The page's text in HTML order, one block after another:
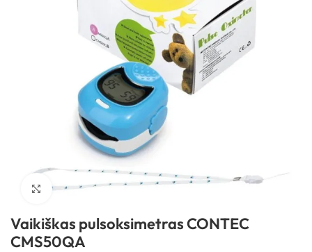
Spustelėkite, kad padidintumėte
Vaikiškas pulsoksimetras CONTEC
CMS50QA